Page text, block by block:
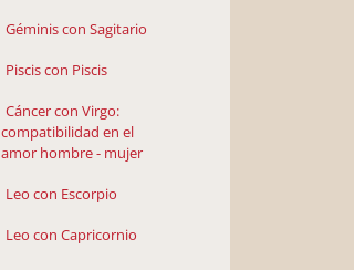
Géminis con Sagitario
Piscis con Piscis
Cáncer con Virgo:
compatibilidad en el
amor hombre - mujer
Leo con Escorpio
Leo con Capricornio